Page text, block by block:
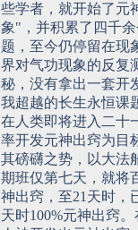
些学者，就开始了元
象"，并积累了四千
题，至今仍停留在现
界对气功现象的反复
秘，没有拿出一套开
我超越的长生永恒课
在人类即将进入二十
率开发元神出窍为目
其磅礴之势，以大法
期班仅第七天，就将
神出窍，至21天时，
天时100%元神出窍